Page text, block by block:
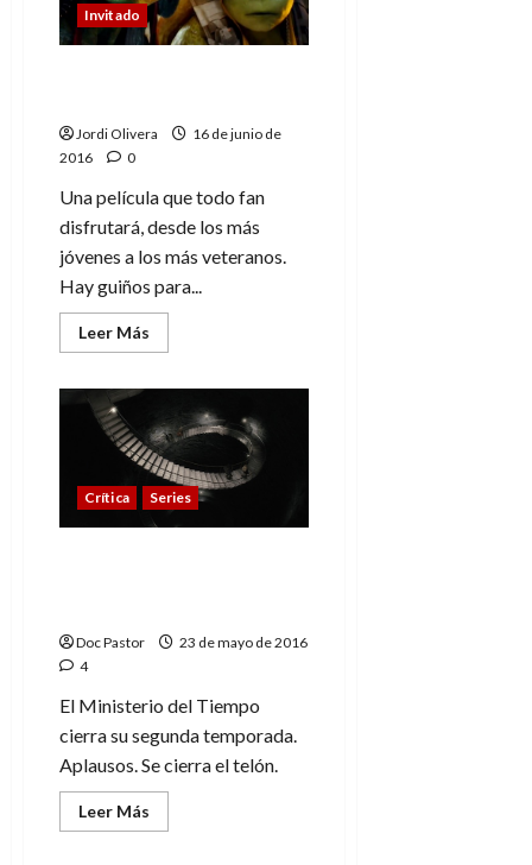
verano
Invitado
Jordi Olivera
16 de junio de
2016
0
Una película que todo fan
disfrutará, desde los más
jóvenes a los más veteranos.
Hay guiños para...
Leer Más
más
2.
Guiños
para
todos
Crítica Series
Doc Pastor
23 de mayo de 2016
4
El Ministerio del Tiempo
cierra su segunda temporada.
Aplausos. Se cierra el telón.
Leer Más
más